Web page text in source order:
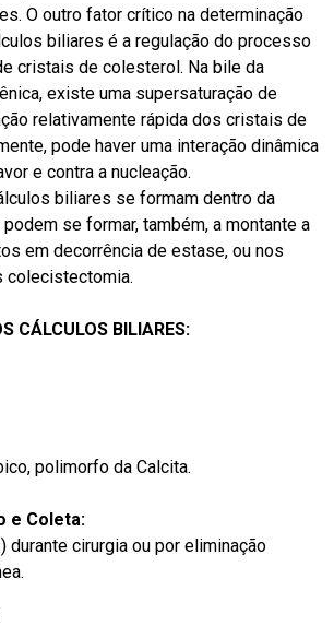
O outro fator crítico na determinação
biliares é a regulação do processo
cristais de colesterol. Na bile da
existe uma supersaturação de
relativamente rápida dos cristais de
pode haver uma interação dinâmica
e contra a nucleação.
biliares se formam dentro da
se formar, também, a montante a
em decorrência de estase, ou nos
colecistectomia.
CÁLCULOS BILIARES:
polimorfo da Calcita.
e Coleta:
durante cirurgia ou por eliminação